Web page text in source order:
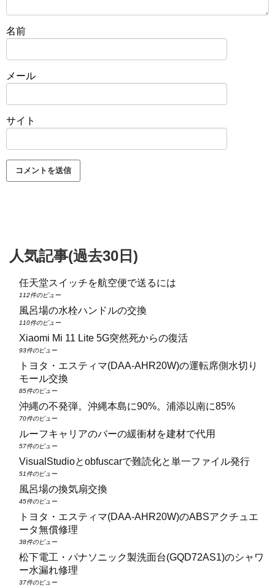
名前
メール
サイト
人気記事(過去30日)
任天堂スイッチを航空便で送るには
112件のビュー
風呂場の水栓ハンドルの交換
110件のビュー
Xiaomi Mi 11 Lite 5G突然死からの復活
93件のビュー
トヨタ・エスティマ(DAA‑AHR20W)の運転席側水切り
モール交換
85件のビュー
沖縄の不発弾。沖縄本島に90%。浦添以南に85%
70件のビュー
ルーフキャリアのバーの緩衝材を建材で代用
57件のビュー
VisualStudioとobfuscarで難読化と単一ファイル発行
51件のビュー
風呂場の換気扇交換
45件のビュー
トヨタ・エスティマ(DAA‑AHR20W)のABSアクチュエ
ータ無償修理
38件のビュー
松下電工・パナソニック製洗面台(GQD72AS1)のシャワ
ー水漏れ修理
37件のビュー